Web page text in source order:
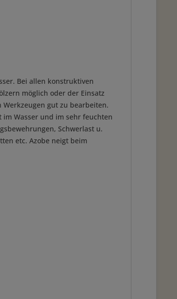
Bei allen konstruktiven
möglich oder der Einsatz
gut zu bearbeiten.
Wasser und im sehr feuchten
Schwerlast u.
etc. Azobe neigt beim